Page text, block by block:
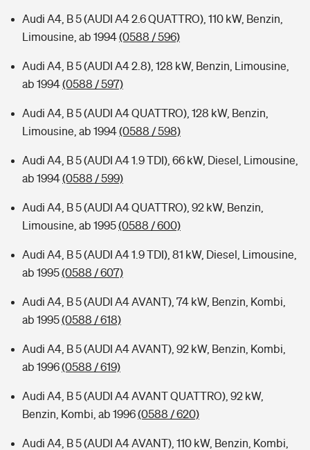
Audi A4, B 5 (AUDI A4 2.6 QUATTRO), 110 kW, Benzin,
Limousine, ab 1994(0588 / 596)
Audi A4, B 5 (AUDI A4 2.8), 128 kW, Benzin, Limousine,
ab 1994(0588 / 597)
Audi A4, B 5 (AUDI A4 QUATTRO), 128 kW, Benzin,
Limousine, ab 1994(0588 / 598)
Audi A4, B 5 (AUDI A4 1.9 TDI), 66 kW, Diesel, Limousine,
ab 1994(0588 / 599)
Audi A4, B 5 (AUDI A4 QUATTRO), 92 kW, Benzin,
Limousine, ab 1995(0588 / 600)
Audi A4, B 5 (AUDI A4 1.9 TDI), 81 kW, Diesel, Limousine,
ab 1995(0588 / 607)
Audi A4, B 5 (AUDI A4 AVANT), 74 kW, Benzin, Kombi,
ab 1995(0588 / 618)
Audi A4, B 5 (AUDI A4 AVANT), 92 kW, Benzin, Kombi,
ab 1996(0588 / 619)
Audi A4, B 5 (AUDI A4 AVANT QUATTRO), 92 kW,
Benzin, Kombi, ab 1996(0588 / 620)
Audi A4, B 5 (AUDI A4 AVANT), 110 kW, Benzin, Kombi,